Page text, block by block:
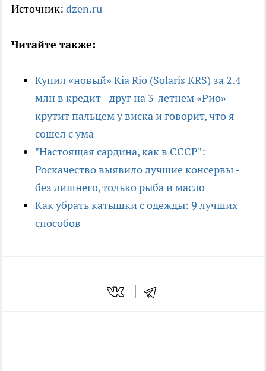
Источник: dzen.ru
Читайте также:
Купил «новый» Kia Rio (Solaris KRS) за 2.4
млн в кредит - друг на 3-летнем «Рио»
крутит пальцем у виска и говорит, что я
сошел с ума
"Настоящая сардина, как в СССР":
Роскачество выявило лучшие консервы -
без лишнего, только рыба и масло
Как убрать катышки с одежды: 9 лучших
способов